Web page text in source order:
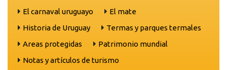
El carnaval uruguayo
El mate
Historia de Uruguay
Termas y parques termales
Areas protegidas
Patrimonio mundial
Notas y artículos de turismo